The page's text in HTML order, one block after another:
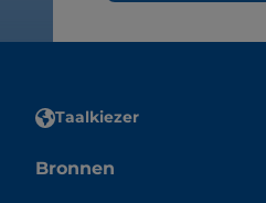
Taalkiezer
Bronnen